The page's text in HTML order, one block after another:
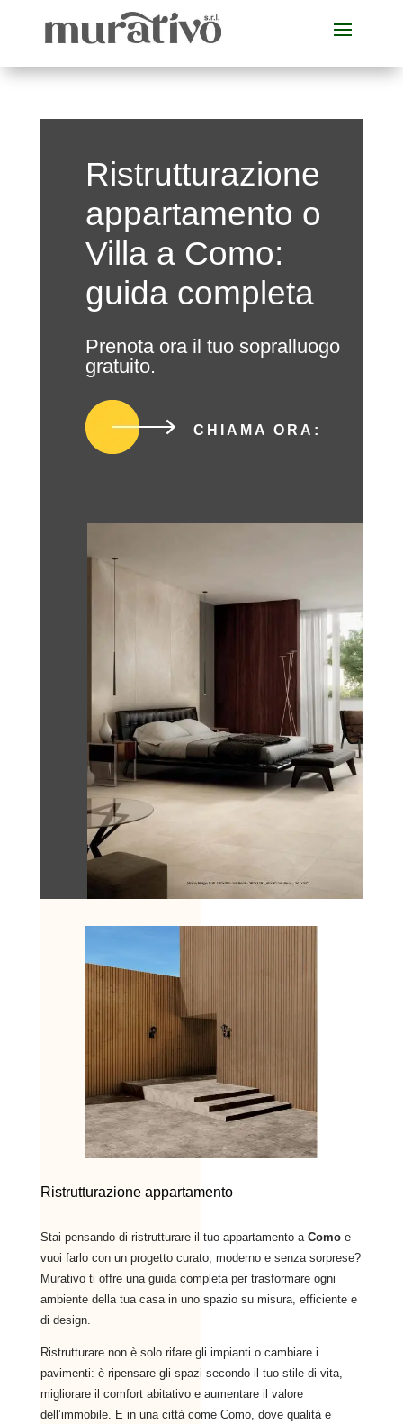
Ristrutturazione
appartamento o
Villa a Como:
guida completa
Prenota ora il tuo sopralluogo
gratuito.
CHIAMA ORA:
Ristrutturazione appartamento
Stai pensando di ristrutturare il tuo appartamento a Comoe
vuoi farlo con un progetto curato, moderno e senza sorprese?
Murativo ti offre una guida completa per trasformare ogni
ambiente della tua casa in uno spazio su misura, efficiente e
di design.
Ristrutturare non è solo rifare gli impianti o cambiare i
pavimenti: è ripensare gli spazi secondo il tuo stile di vita,
migliorare il comfort abitativo e aumentare il valore
dell’immobile. E in una città come Como, dove qualità e